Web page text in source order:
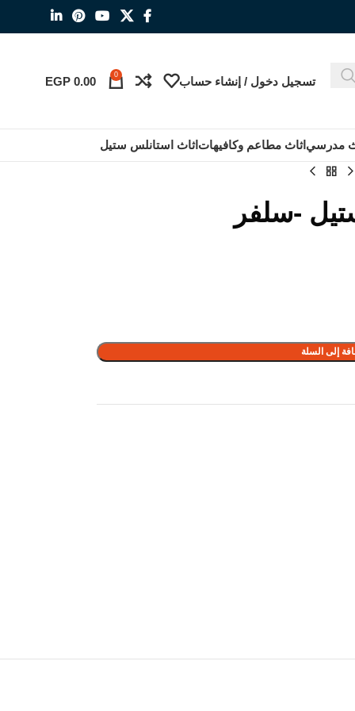
تسجيل دخول / إنشاء حساب 0
EGP 0.00
مدرسي اثاث مطاعم وكافيهات اثاث استانلس ستيل
-سلفر
إلى السلة